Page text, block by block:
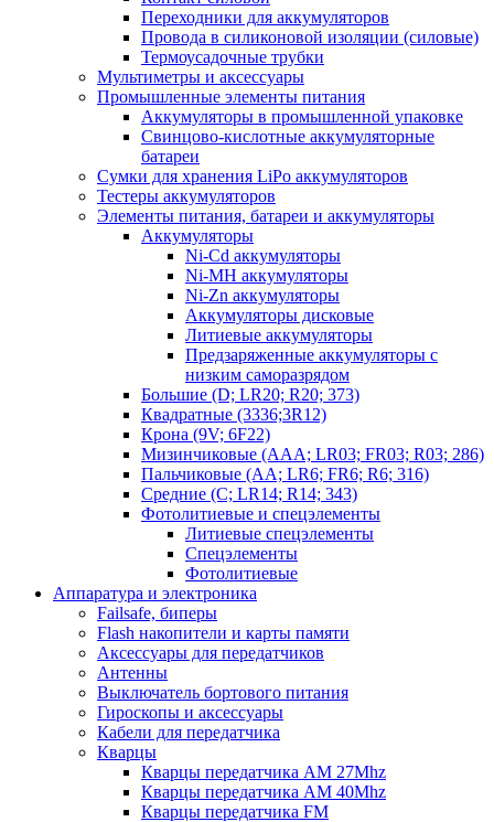
Переходники для аккумуляторов
Провода в силиконовой изоляции (силовые)
Термоусадочные трубки
Мультиметры и аксессуары
Промышленные элементы питания
Аккумуляторы в промышленной упаковке
Свинцово-кислотные аккумуляторные
батареи
Сумки для хранения LiPo аккумуляторов
Тестеры аккумуляторов
Элементы питания, батареи и аккумуляторы
Аккумуляторы
Ni-Cd аккумуляторы
Ni-MH аккумуляторы
Ni-Zn аккумуляторы
Аккумуляторы дисковые
Литиевые аккумуляторы
Предзаряженные аккумуляторы с
низким саморазрядом
Большие (D; LR20; R20; 373)
Квадратные (3336;3R12)
Крона (9V; 6F22)
Мизинчиковые (AAA; LR03; FR03; R03; 286)
Пальчиковые (AA; LR6; FR6; R6; 316)
Средние (C; LR14; R14; 343)
Фотолитиевые и спецэлементы
Литиевые спецэлементы
Спецэлементы
Фотолитиевые
Аппаратура и электроника
Failsafe, биперы
Flash накопители и карты памяти
Аксессуары для передатчиков
Антенны
Выключатель бортового питания
Гироскопы и аксессуары
Кабели для передатчика
Кварцы
Кварцы передатчика AM 27Mhz
Кварцы передатчика AM 40Mhz
Кварцы передатчика FM